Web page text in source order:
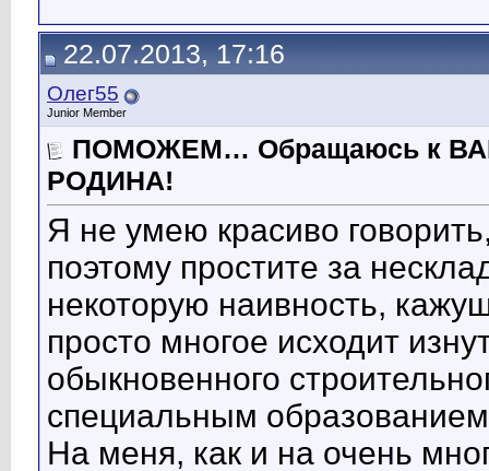
22.07.2013, 17:16
Олег55
Junior Member
ПОМОЖЕМ… Обращаюсь к
РОДИНА!
Я не умею красиво
поэтому простите за
некоторую наивность,
просто многое исходит
обыкновенного
специальным
На меня, как и на очень